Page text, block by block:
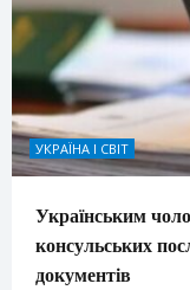
УКРАЇНА І СВІТ
Українським
консульських
документів